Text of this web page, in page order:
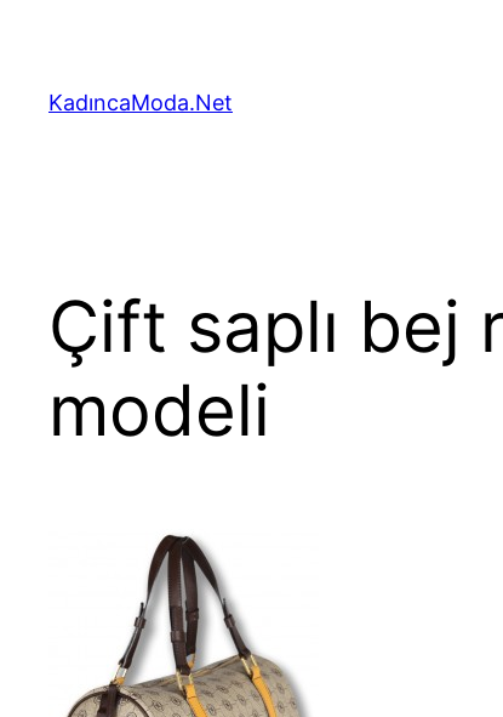
KadıncaModa.Net
Çift saplı bej
modeli